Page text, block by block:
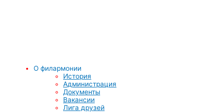
О филармонии
История
Администрация
Документы
Вакансии
Лига друзей